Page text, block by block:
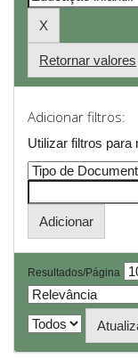
Retornar valores
Adicionar filtros:
Utilizar filtros para
Resultados/Página